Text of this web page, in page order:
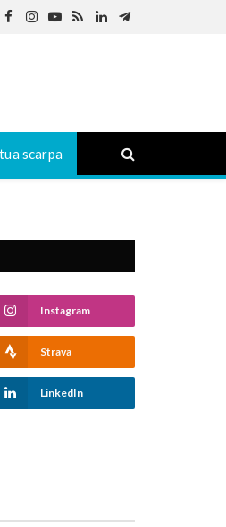
Facebook
Instagram
YouTube
RSSLinkedInTelegram
scarpa
Instagram
Strava
LinkedIn